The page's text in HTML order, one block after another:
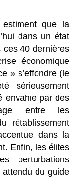
que la
dans un état
ces 40 dernières
économique
» s’effondre (le
sérieusement
envahie par des
entre les
rétablissement
dans la
Enfin, les élites
perturbations
du guide